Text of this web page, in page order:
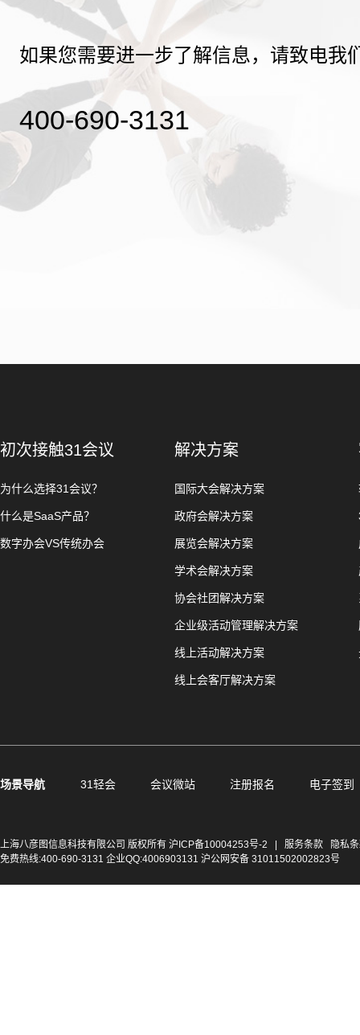
如果您需要进一步了解信息，请致电我
400-690-3131
初次接触31会议
为什么选择31会议？
什么是SaaS产品？
数字办会VS传统办会
解决方案
国际大会解决方案
政府会解决方案
展览会解决方案
学术会解决方案
协会社团解决方案
企业级活动管理解决方案
线上活动解决方案
线上会客厅解决方案
场景导航 31轻会 会议微站 注册报名 电子签到
上海八彦图信息科技有限公司 版权所有 沪ICP备10004253号-2 服务条款
隐私
免费热线:400-690-3131 企业QQ:4006903131 沪公网安备 31011502002823号